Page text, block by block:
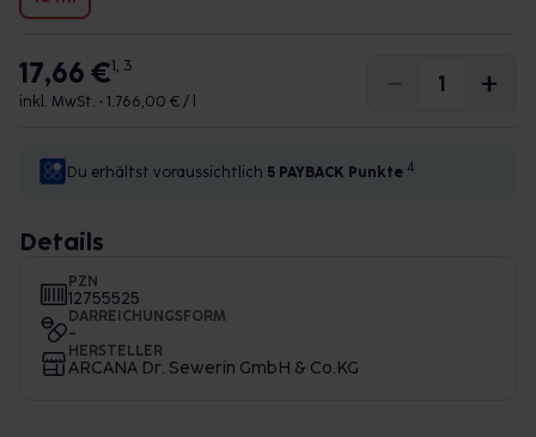
17,66 €1, 3
inkl. MwSt. • 1.766,00 € / l
Du erhältst voraussichtlich 5 PAYBACK Punkte 4
Details
PZN
12755525
DARREICHUNGSFORM
-
HERSTELLER
ARCANA Dr. Sewerin GmbH & Co.KG